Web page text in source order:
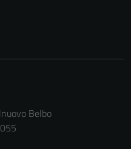
Belbo